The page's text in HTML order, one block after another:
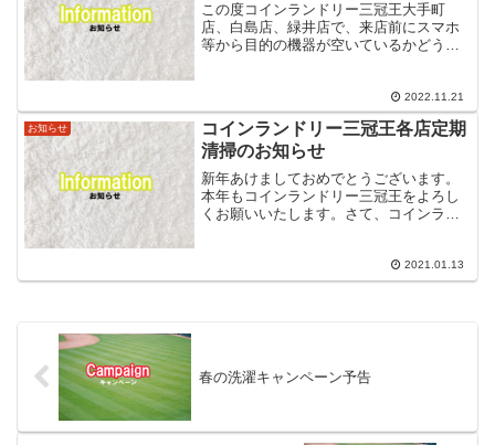
この度コインランドリー三冠王大手町
店、白島店、緑井店で、来店前にスマホ
等から目的の機器が空いているかどうか
けですので、是非ご活用ください。（リ
ンク先のよく行く店舗をブッ...
2022.11.21
お知らせ
コインランドリー三冠王各店定期
清掃のお知らせ
新年あけましておめでとうございます。
本年もコインランドリー三冠王をよろし
くお願いいたします。さて、コインラン
クス塗布作業を行っております。日程に
つきましては、下記となっ...
2021.01.13
春の洗濯キャンペーン予告